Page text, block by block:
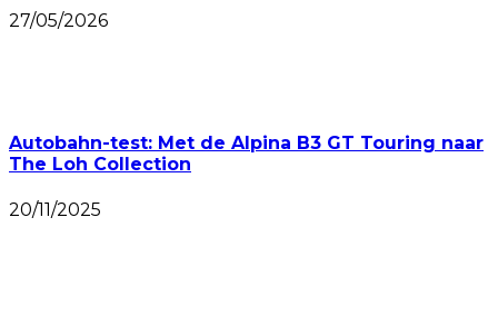
27/05/2026
Autobahn-test: Met de Alpina B3 GT Touring naar
The Loh Collection
20/11/2025